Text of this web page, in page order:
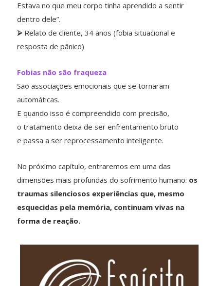
Estava no que meu corpo tinha aprendido a sentir
dentro dele”.
⮚ Relato de cliente, 34 anos (fobia situacional e
resposta de pânico)
Fobias não são fraqueza
São associações emocionais que se tornaram
automáticas.
E quando isso é compreendido com precisão,
o tratamento deixa de ser enfrentamento bruto
e passa a ser reprocessamento inteligente.
No próximo capítulo, entraremos em uma das
dimensões mais profundas do sofrimento humano: os
traumas silenciosos experiências que, mesmo
esquecidas pela memória, continuam vivas na
forma de reação.